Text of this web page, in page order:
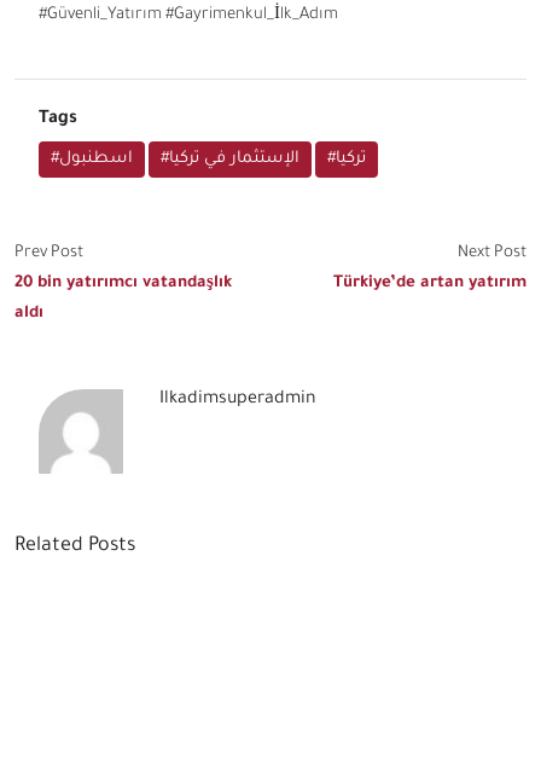
#Güvenli_Yatırım #Gayrimenkul_İlk_Adım
Tags
#اسطنبول #الإستثمار في تركيا #تركيا
Prev Post
20 bin yatırımcı vatandaşlık
aldı
Next Post
Türkiye’de artan yatırım
Ilkadimsuperadmin
Related Posts